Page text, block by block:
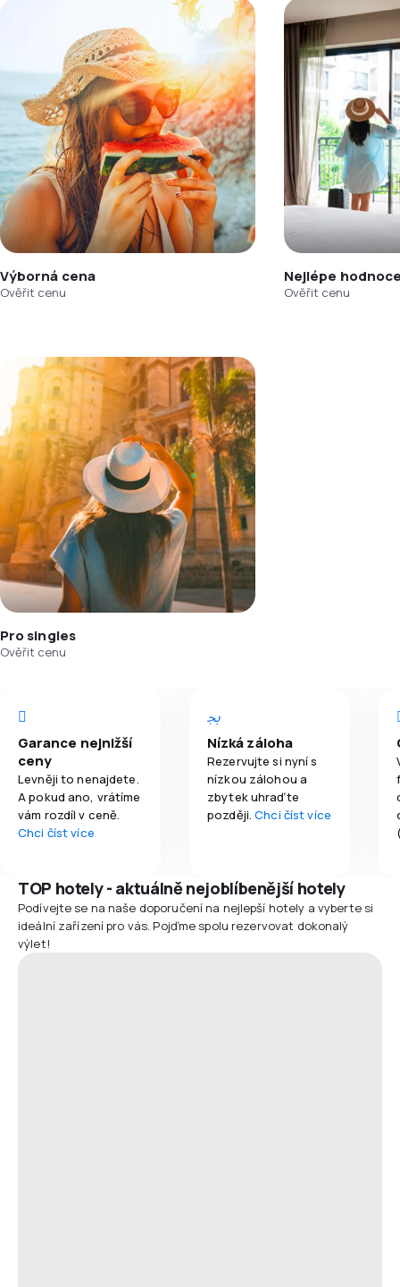
Výborná cena
Ověřit cenu
Nejlépe
Ověřit cenu
Pro singles
Ověřit cenu
Garance nejnižší
ceny
Levněji to nenajdete.
A pokud ano, vrátíme
vám rozdíl v ceně.
Chci číst více
Nízká záloha
Rezervujte si nyní s
nízkou zálohou a
zbytek uhraďte
později.Chci číst více
TOP hotely - aktuálně nejoblíbenější hotely
Podívejte se na naše doporučení na nejlepší hotely a vyberte si
ideální zařízení pro vás. Pojďme spolu rezervovat dokonalý
výlet!